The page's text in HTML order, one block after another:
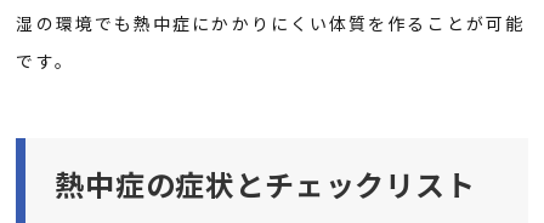
湿の環境でも熱中症にかかりにくい体質を作ることが可能
です。
熱中症の症状とチェックリスト